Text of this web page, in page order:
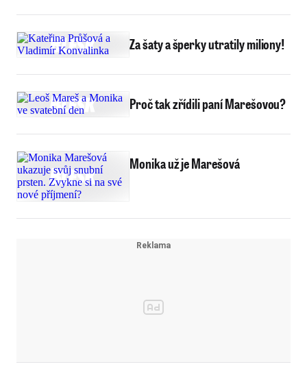
Za šaty a šperky utratily miliony!
Proč tak zřídili paní Marešovou?
Monika už je Marešová